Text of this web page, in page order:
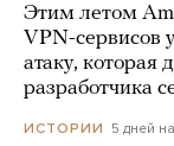
Этим летом
VPN-сервисов
атаку, которая
разработчика
ИСТОРИИ 5 дней